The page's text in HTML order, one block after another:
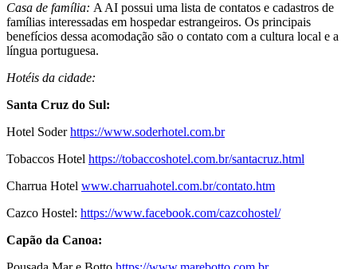
Casa de família: A AI possui uma lista de contatos e cadastros de
famílias interessadas em hospedar estrangeiros. Os principais
benefícios dessa acomodação são o contato com a cultura local e a
língua portuguesa.
Hotéis da cidade:
Santa Cruz do Sul:
Hotel Soderhttps://www.soderhotel.com.br
Tobaccos Hotel https://tobaccoshotel.com.br/santacruz.html
Charrua Hotel www.charruahotel.com.br/contato.htm
Cazco Hostel: https://www.facebook.com/cazcohostel/
Capão da Canoa: